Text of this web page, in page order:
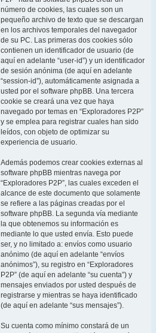
número de cookies, las cuales son un
pequeño archivo de texto que se descargan
en los archivos temporales del navegador
de su PC. Las primeras dos cookies sólo
contienen un identificador de usuario (de
aquí en adelante “user-id”) y un identificador
de sesión anónima (de aquí en adelante
“session-id”), automáticamente asignada a
usted por el software phpBB. Una tercera
cookie se creará una vez que haya
navegado por temas en “Exploradores P2P”
y se emplea para registrar cuales han sido
leídos, con objeto de optimizar su
experiencia de usuario.
Además podemos crear cookies externas al
software phpBB mientras navega por
“Exploradores P2P”, las cuales exceden el
alcance de este documento que solamente
se refiere a las páginas creadas por el
software phpBB. La segunda vía mediante
la que obtenemos su información es
mediante lo que usted envía. Esto puede
ser, y no limitado a: envíos como usuario
anónimo (de aquí en adelante “envíos
anónimos”), su registro en “Exploradores
P2P” (de aquí en adelante “su cuenta”) y
mensajes enviados por usted después de
registrarse y mientras se haya identificado
(de aquí en adelante “sus mensajes”).
Su cuenta como mínimo constará de un